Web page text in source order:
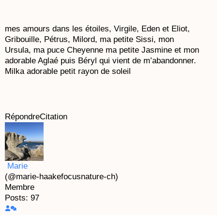
mes amours dans les étoiles, Virgile, Eden et Eliot,
Gribouille, Pétrus, Milord, ma petite Sissi, mon
Ursula, ma puce Cheyenne ma petite Jasmine et mon
adorable Aglaé puis Béryl qui vient de m’abandonner.
Milka adorable petit rayon de soleil
RépondreCitation
Marie
(@marie-haakefocusnature-ch)
Membre
Posts: 97